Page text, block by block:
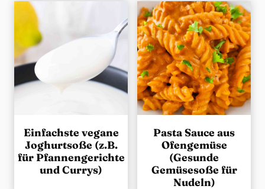
Einfachste vegane
Joghurtsoße (z.B.
für Pfannengerichte
und Currys)
Pasta Sauce aus
Ofengemüse
(Gesunde
Gemüsesoße für
Nudeln)